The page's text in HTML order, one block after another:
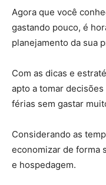
Agora que você
gastando pouco, é
planejamento da sua
Com as dicas e
apto a tomar
férias sem gastar
Considerando as
economizar de forma
e hospedagem.